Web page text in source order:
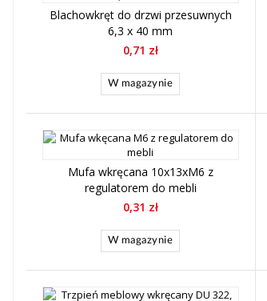
Blachowkręt do drzwi przesuwnych
6,3 x 40 mm
0,71 zł
W magazynie
Mufa wkręcana 10x13xM6 z
regulatorem do mebli
0,31 zł
W magazynie